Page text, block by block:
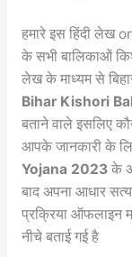
हमारे इस हिंदी लेख
के सभी बालिकाओं
लेख के माध्यम से
Bihar Kishori
बताने वाले इसलिए
आपके जानकारी के
Yojana 2023के
बाद अपना आधार
प्रक्रिया ऑफलाइन
नीचे बताई गई है